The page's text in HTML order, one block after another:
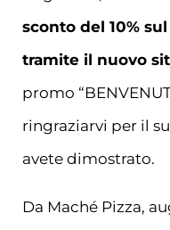
sconto del 10%
tramite il nuovo
promo
ringraziarvi per il
avete dimostrato.
Da Maché Pizza,